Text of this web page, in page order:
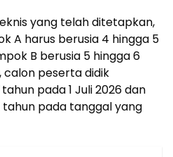
yang telah ditetapkan,
A harus berusia 4 hingga 5
B berusia 5 hingga 6
calon peserta didik
pada 1 Juli 2026 dan
pada tanggal yang